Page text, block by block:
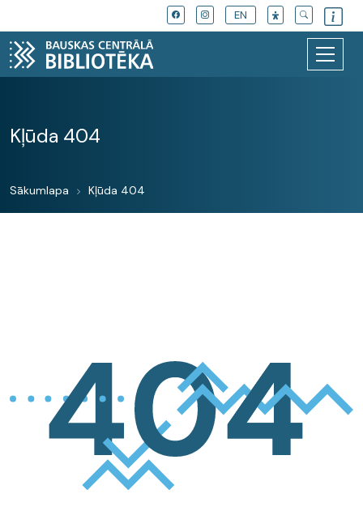
EN
Kļūda 404
Sākumlapa Kļūda 404